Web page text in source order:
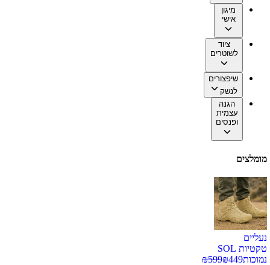
מיגון
אישי
ציוד
לשוטרים
שיפצורים
לנשק
הגנה
עצמית
ופנסים
מומלצים
נעליים
טקטיות SOL
נמוכות
₪449
₪599